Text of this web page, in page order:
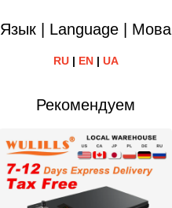
Язык | Language | Мова
RU| EN| UA
Рекомендуем